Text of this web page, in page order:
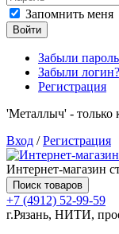
Запомнить меня
Войти
Забыли
Забыли логин?
Регистрация
'Металлыч' - только
Вход /Регистрация
Интернет-магазин
Поиск товаров
+7 (4912) 52-99-59
г.Рязань, НИТИ,